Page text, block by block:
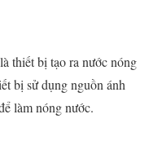
thiết bị tạo ra nước nóng
bị sử dụng nguồn ánh
làm nóng nước.